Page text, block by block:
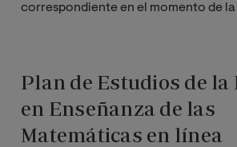
correspondiente en el momento de
Plan de Estudios de la
en Enseñanza de las
Matemáticas en línea